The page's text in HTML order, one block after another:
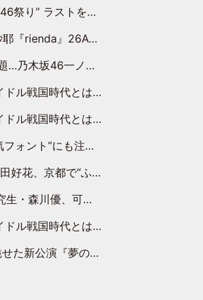
りの登場に「5年分大人になった私を見ていただけたら」
26AW LOOKモデルに就任
岡『めんべい25周年トップサポーター』に就任
ロプロやりたかったな』って言ったら、夢眠ねむさんに『てめえはでんぱ組．incなんだよ！』って肩パンされて(笑)」
彩花「TIFで10年ぶりのキョンシーメイクをしたら、場を完全に引かせてしまって。時代が変わったんだなって」
46が挑んだ書道パフォーマンスの舞台裏
！ “母”黒谷友香に見送られ、“父”松岡昌宏とはハシゴ酒
可愛さもある大人の女性に
飯田らうら「正直、中3で辞めるというのを信じてなくて。そう言われてはいたけど、嘘でしょって」
プスター』 初日から全身全霊のステージ